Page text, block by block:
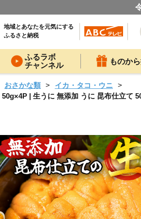
地域とあなたを元気にする
ふるさと納税
ふるラボ
チャンネル
ものか
おさかな類
イカ・タコ・ウニ
| 生うに 無添加 うに 昆布仕立て